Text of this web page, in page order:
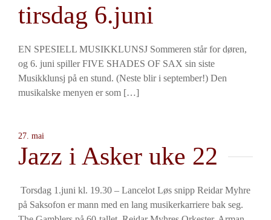
tirsdag 6.juni
EN SPESIELL MUSIKKLUNSJ Sommeren står for døren,
og 6. juni spiller FIVE SHADES OF SAX sin siste
Musikklunsj på en stund. (Neste blir i september!) Den
musikalske menyen er som […]
27. mai
Jazz i Asker uke 22
Torsdag 1.juni kl. 19.30 – Lancelot Løs snipp Reidar Myhre
på Saksofon er mann med en lang musikerkarriere bak seg.